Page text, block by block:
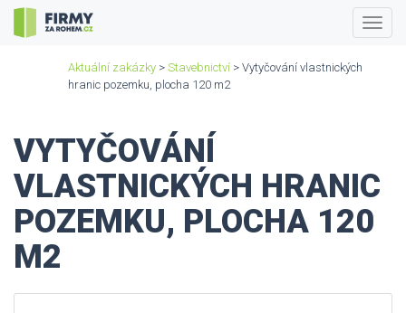
Aktuální zakázky > Stavebnictví > Vytyčování vlastnických
hranic pozemku, plocha 120 m2
VYTYČOVÁNÍ
VLASTNICKÝCH HRANIC
POZEMKU, PLOCHA 120
M2